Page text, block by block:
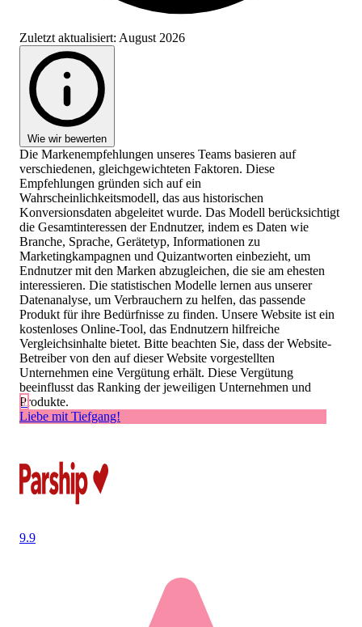
Zuletzt aktualisiert: August 2026
Wie wir bewerten
Die Markenempfehlungen unseres Teams basieren auf
verschiedenen, gleichgewichteten Faktoren. Diese
Empfehlungen gründen sich auf ein
Wahrscheinlichkeitsmodell, das aus historischen
Konversionsdaten abgeleitet wurde. Das Modell berücksichtigt
die Gesamtinteressen der Endnutzer, indem es Daten wie
Branche, Sprache, Gerätetyp, Informationen zu
Marketingkampagnen und Quizantworten einbezieht, um
Endnutzer mit den Marken abzugleichen, die sie am ehesten
interessieren. Die statistischen Modelle lernen aus unserer
Datenanalyse, um Verbrauchern zu helfen, das passende
Produkt für ihre Bedürfnisse zu finden. Unsere Website ist ein
kostenloses Online-Tool, das Endnutzern hilfreiche
Vergleichsinhalte bietet. Bitte beachten Sie, dass der Website-
Betreiber von den auf dieser Website vorgestellten
Unternehmen eine Vergütung erhält. Diese Vergütung
beeinflusst das Ranking der jeweiligen Unternehmen und
Produkte.
1
Liebe mit Tiefgang!
9.9